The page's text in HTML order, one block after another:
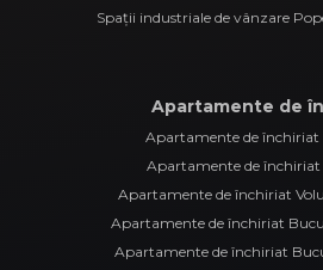
Spații industriale de vânzare
Apartamente de
Apartamente de închiriat
Apartamente de
Apartamente de închiriat
Apartamente de închiriat
Apartamente de închiriat